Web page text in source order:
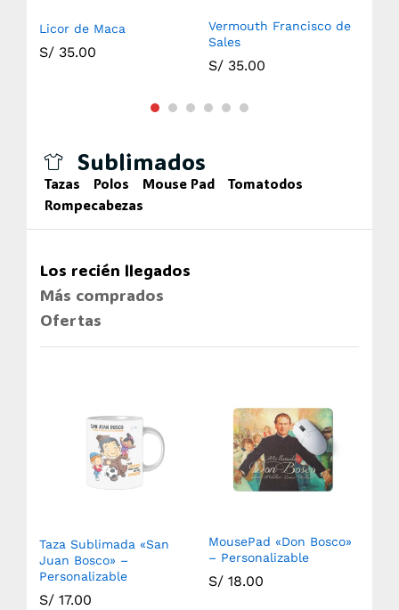
Licor de Maca
S/ 35.00
Vermouth Francisco de
Sales
S/ 35.00
Sublimados
Tazas Polos Mouse Pad
Tomatodos
Rompecabezas
Los recién llegados
Más comprados
Ofertas
Taza Sublimada «San
Juan Bosco» –
Personalizable
S/ 17.00
MousePad «Don Bosco»
– Personalizable
S/ 18.00